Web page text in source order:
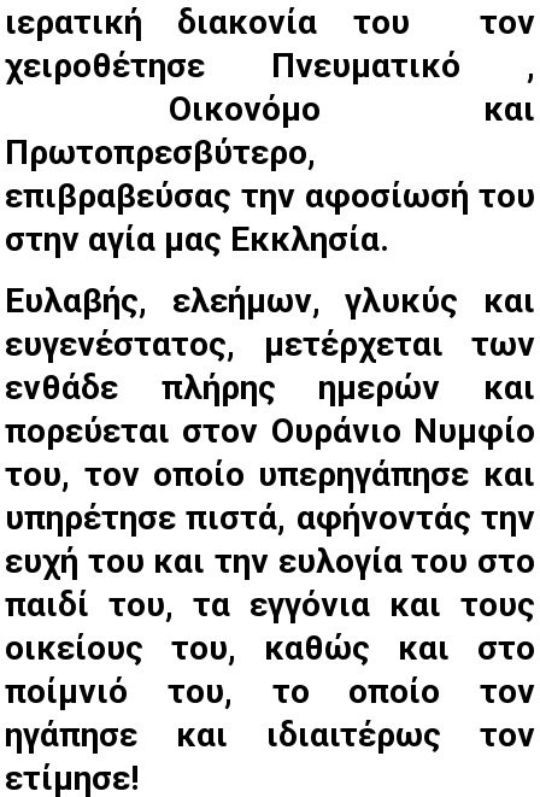
ιερατική διακονία του τον
χειροθέτησε Πνευματικό ,
Οικονόμο και
Πρωτοπρεσβύτερο,
επιβραβεύσας την αφοσίωσή του
στην αγία μας Εκκλησία.
Ευλαβής, ελεήμων, γλυκύς και
ευγενέστατος, μετέρχεται των
ενθάδε πλήρης ημερών και
πορεύεται στον Ουράνιο Νυμφίο
του, τον οποίο υπερηγάπησε και
υπηρέτησε πιστά, αφήνοντάς την
ευχή του και την ευλογία του στο
παιδί του, τα εγγόνια και τους
οικείους του, καθώς και στο
ποίμνιό του, το οποίο τον
ηγάπησε και ιδιαιτέρως τον
ετίμησε!